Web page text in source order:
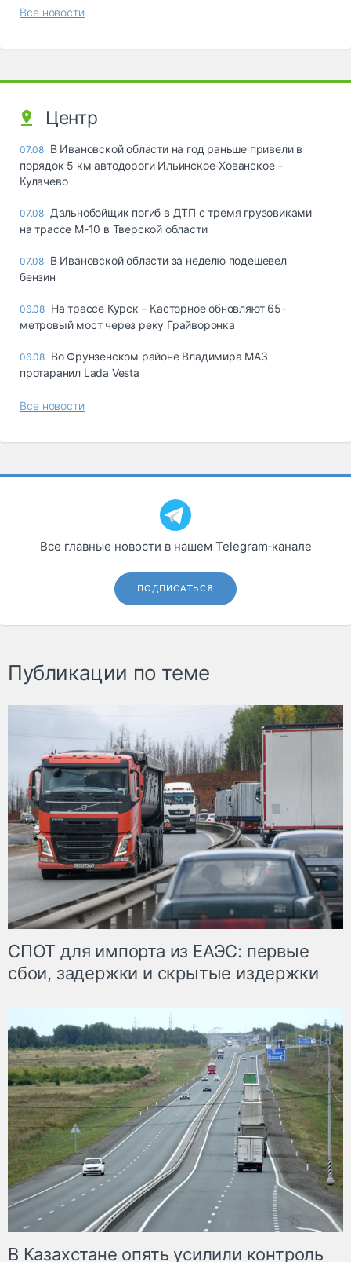
Все новости
Центр
07.08 В Ивановской области на год раньше привели в
порядок 5 км автодороги Ильинское-Хованское –
Кулачево
07.08 Дальнобойщик погиб в ДТП с тремя грузовиками
на трассе М-10 в Тверской области
07.08 В Ивановской области за неделю подешевел
бензин
06.08 На трассе Курск – Касторное обновляют 65-
метровый мост через реку Грайворонка
06.08 Во Фрунзенском районе Владимира МАЗ
протаранил Lada Vesta
Все новости
Все главные новости в нашем Telegram‑канале
ПОДПИСАТЬСЯ
Публикации по теме
СПОТ для импорта из ЕАЭС: первые
сбои, задержки и скрытые издержки
В Казахстане опять усилили контроль